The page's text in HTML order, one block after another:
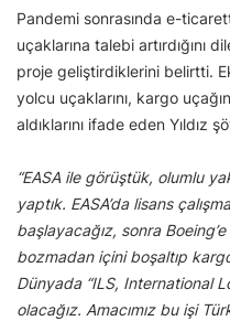
Pandemi sonrasında e-
uçaklarına talebi artırdığını
proje geliştirdiklerini belirtti.
yolcu uçaklarını, kargo
aldıklarını ifade eden Yıldız
“EASA ile görüştük, olumlu
yaptık. EASA’da lisans
başlayacağız, sonra
bozmadan içini boşaltıp
Dünyada “ILS, International
olacağız. Amacımız bu işi